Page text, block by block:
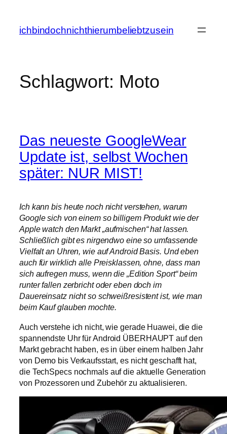
springen
ichbindochnichthierumbeliebtzusein
Schlagwort: Moto
Das neueste GoogleWear
Update ist, selbst Wochen
später: NUR MIST!
Ich kann bis heute noch nicht verstehen, warum
Google sich von einem so billigem Produkt wie der
Apple watch den Markt „aufmischen“ hat lassen.
Schließlich gibt es nirgendwo eine so umfassende
Vielfalt an Uhren, wie auf Android Basis. Und eben
auch für wirklich alle Preisklassen, ohne, dass man
sich aufregen muss, wenn die „Edition Sport“ beim
runter fallen zerbricht oder eben doch im
Dauereinsatz nicht so schweißresistent ist, wie man
beim Kauf glauben mochte.
Auch verstehe ich nicht, wie gerade Huawei, die die
spannendste Uhr für Android ÜBERHAUPT auf den
Markt gebracht haben, es in über einem halben Jahr
von Demo bis Verkaufsstart, es nicht geschafft hat,
die TechSpecs nochmals auf die aktuelle Generation
von Prozessoren und Zubehör zu aktualisieren.